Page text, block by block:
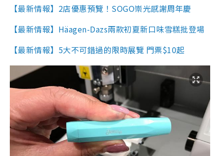
【最新情報】2店優惠預覽！SOGO崇光感謝周年慶
【最新情報】Häagen-Dazs兩款初夏新口味雪糕批登場
【最新情報】5大不可錯過的限時展覽 門票$10起